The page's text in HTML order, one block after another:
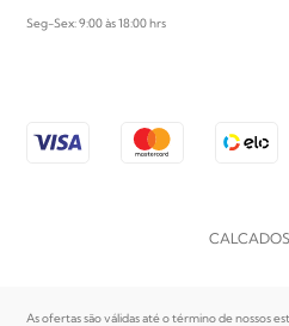
Seg-Sex: 9:00 às 18:00 hrs
As ofertas são válidas até o término de nossos